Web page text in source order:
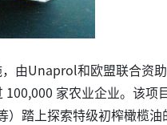
由Unaprol和欧盟联合资助
家农业企业。该项
）踏上探索特级初榨橄榄油